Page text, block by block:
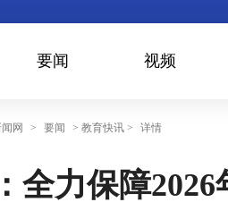
要闻 视频
网 > 要闻 > 教育快讯 > 详情
全力保障